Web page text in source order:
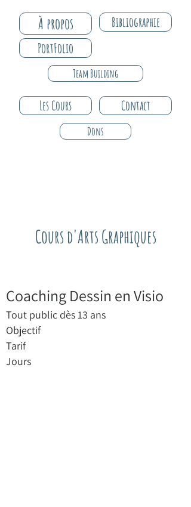
À propos Bibliographie
PortFolio
Team Building
Les Cours Contact
Dons
Cours d'Arts Graphiques
Coaching Dessin en Visio
Tout public dès 13 ans
Objectif
Tarif
Jours